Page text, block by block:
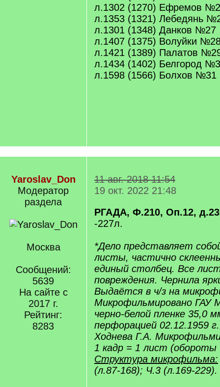
л.1302 (1270) Ефремов
л.1353 (1321) Лебедянь
л.1301 (1348) Данков №27
л.1407 (1375) Волуйки
л.1421 (1389) Палатов
л.1434 (1402) Белгород
л.1598 (1566) Болхов №31
Yaroslav_Don
Модератор
раздела
Москва
Сообщений:
5639
На сайте с
2017 г.
Рейтинг:
8283
11 авг. 2018 11:54
19 окт. 2022 21:48
РГАДА, Ф.210, Оп.12,
-227л.
*Дело представляет
листы, частично
единый столбец. Все
повреждения. Чернила
Выдаётся в ч/з на
Микрофильмировано ГАУ
черно-белой пленке 35,0
перфорацией 02.12.1959
Ходнева Г.А.
1 кадр = 1 лист (обороты
Структура микрофильма:
(л.87-168); Ч.3 (л.169-229).